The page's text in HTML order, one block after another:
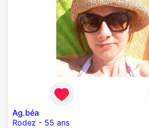
Ag.béa
Rodez - 55 ans